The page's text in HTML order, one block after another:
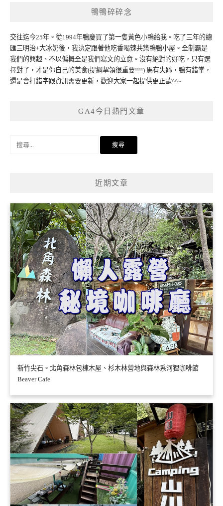
鴨鴨碎碎念
交往迄今25年。從1994年鴨慶買了第一隻黃色小鴨給我。吃了三年的總
匯三明治+大冰奶後，我決定跟著他吃香喝辣共築鴨鴨小屋。全制霸是
我們的興趣、不以偏概全是我們寫文的立意。沒有絕對的好吃，只有選
擇對了，才是你自己的美食(提綱挈領很重要!!!!) 馬有失蹄，鴨有錯掌，
還是會打錯字跟資訊需要更新，歡迎大家一起提供更正歐^^~
GA4今日熱門文章
近期文章
新竹尖石。北角森林包棟木屋、杉木林營地與森林系河狸咖啡館
Beaver Cafe